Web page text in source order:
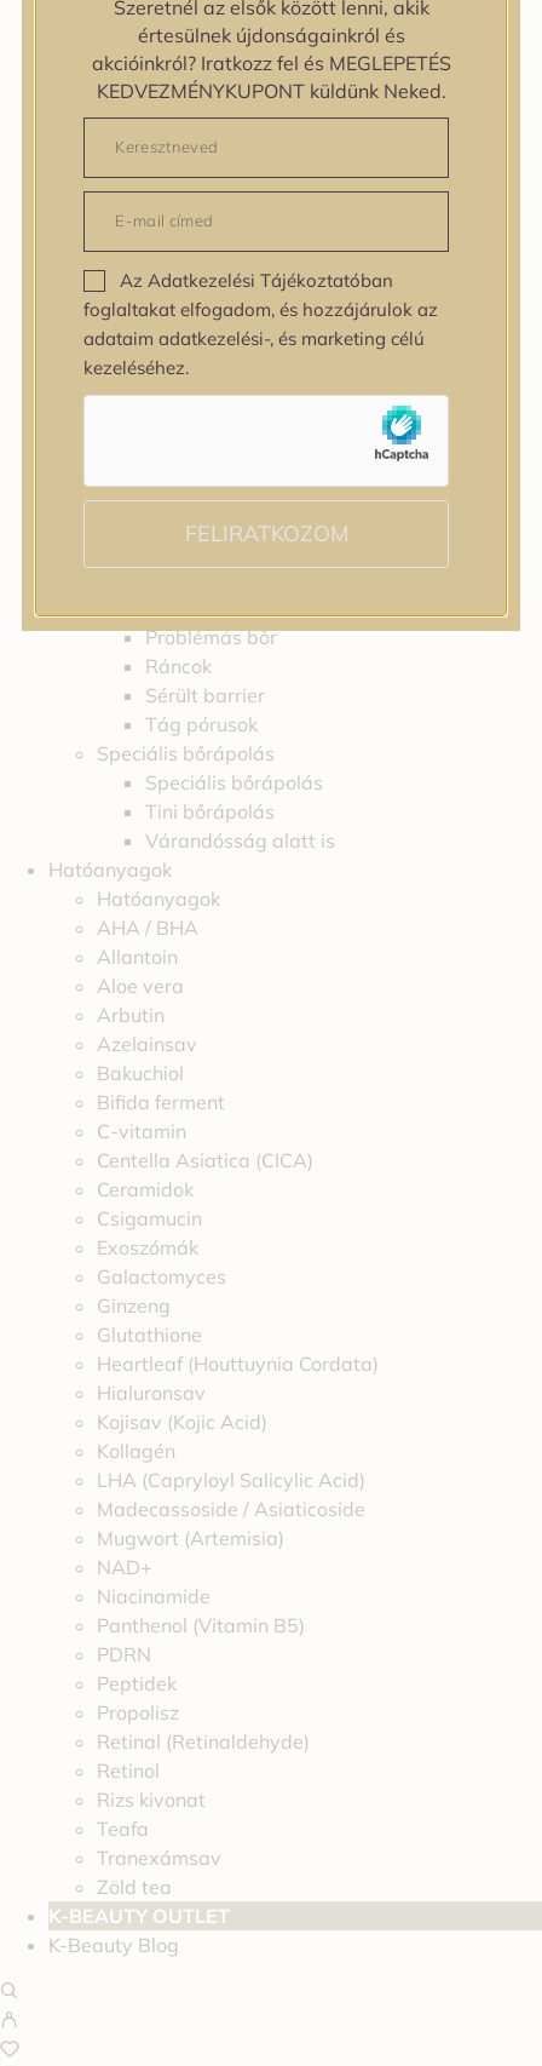
zipiderm
Bőrállapot
Bőrállapot
Bőrtípus
Bőrtípus
Kombinált
Száraz
Zsíros
Bőrprobléma
Bőrprobléma
Bőrpír
Dehidratált bőr
Érzékeny bőr
Fakóság
Problémás bőr
Ráncok
Sérült barrier
Tág pórusok
Speciális bőrápolás
Speciális bőrápolás
Tini bőrápolás
Várandósság alatt is
Hatóanyagok
Hatóanyagok
AHA / BHA
Allantoin
Aloe vera
Arbutin
Azelainsav
Bakuchiol
Bifida ferment
C-vitamin
Centella Asiatica (CICA)
Ceramidok
Csigamucin
Exoszómák
Galactomyces
Ginzeng
Glutathione
Heartleaf (Houttuynia Cordata)
Hialuronsav
Kojisav (Kojic Acid)
Kollagén
LHA (Capryloyl Salicylic Acid)
Madecassoside / Asiaticoside
Mugwort (Artemisia)
NAD+
Niacinamide
Panthenol (Vitamin B5)
PDRN
Peptidek
Propolisz
Retinal (Retinaldehyde)
Retinol
Rizs kivonat
Teafa
Tranexámsav
Zöld tea
K-BEAUTY OUTLET
K-Beauty Blog
Szeretnél az elsők között lenni, akik
értesülnek újdonságainkról és
akcióinkról? Iratkozz fel és MEGLEPETÉS
KEDVEZMÉNYKUPONT küldünk Neked.
Az Adatkezelési Tájékoztatóban
foglaltakat elfogadom, és hozzájárulok az
adataim adatkezelési-, és marketing célú
kezeléséhez.
FELIRATKOZOM